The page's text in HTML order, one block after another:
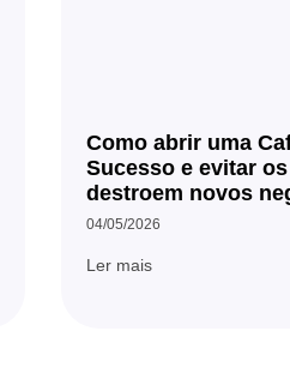
Como abrir uma
Sucesso e evitar
destroem novos
04/05/2026
Ler mais